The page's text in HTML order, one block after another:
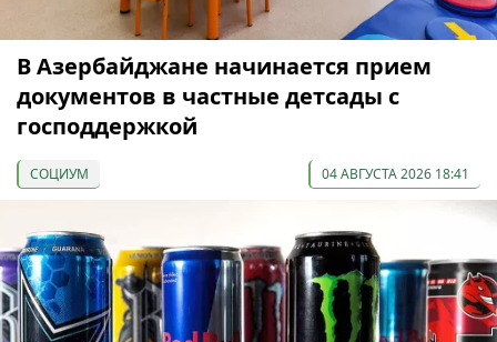
В Азербайджане начинается прием
документов в частные детсады с
господдержкой
СОЦИУМ 04 АВГУСТА 2026 18:41